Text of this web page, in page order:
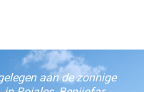
aan de zonnige